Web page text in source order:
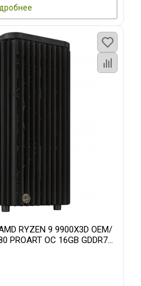
RYZEN 9 9900X3D OEM/
PROART OC 16GB GDDR7